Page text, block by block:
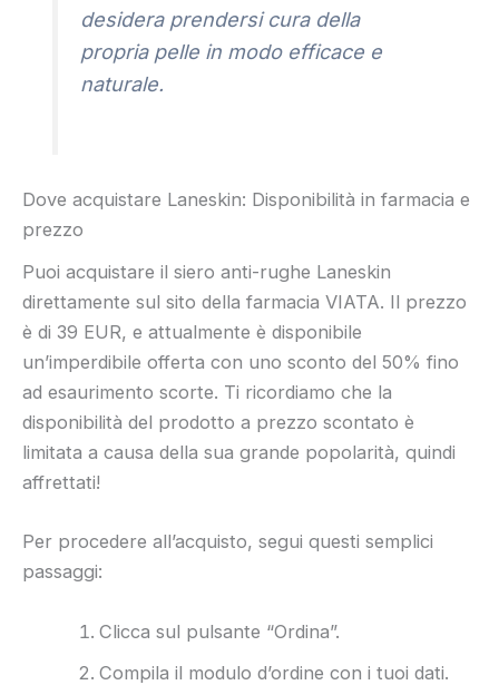
desidera prendersi cura della
propria pelle in modo efficace e
naturale.
Dove acquistare Laneskin: Disponibilità in farmacia e
prezzo
Puoi acquistare il siero anti-rughe Laneskin
direttamente sul sito della farmacia VIATA. Il prezzo
è di 39 EUR, e attualmente è disponibile
un’imperdibile offerta con uno sconto del 50% fino
ad esaurimento scorte. Ti ricordiamo che la
disponibilità del prodotto a prezzo scontato è
limitata a causa della sua grande popolarità, quindi
affrettati!
Per procedere all’acquisto, segui questi semplici
passaggi:
Clicca sul pulsante “Ordina”.
Compila il modulo d’ordine con i tuoi dati.